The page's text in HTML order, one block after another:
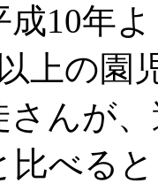
10年
上の園
んが
べると